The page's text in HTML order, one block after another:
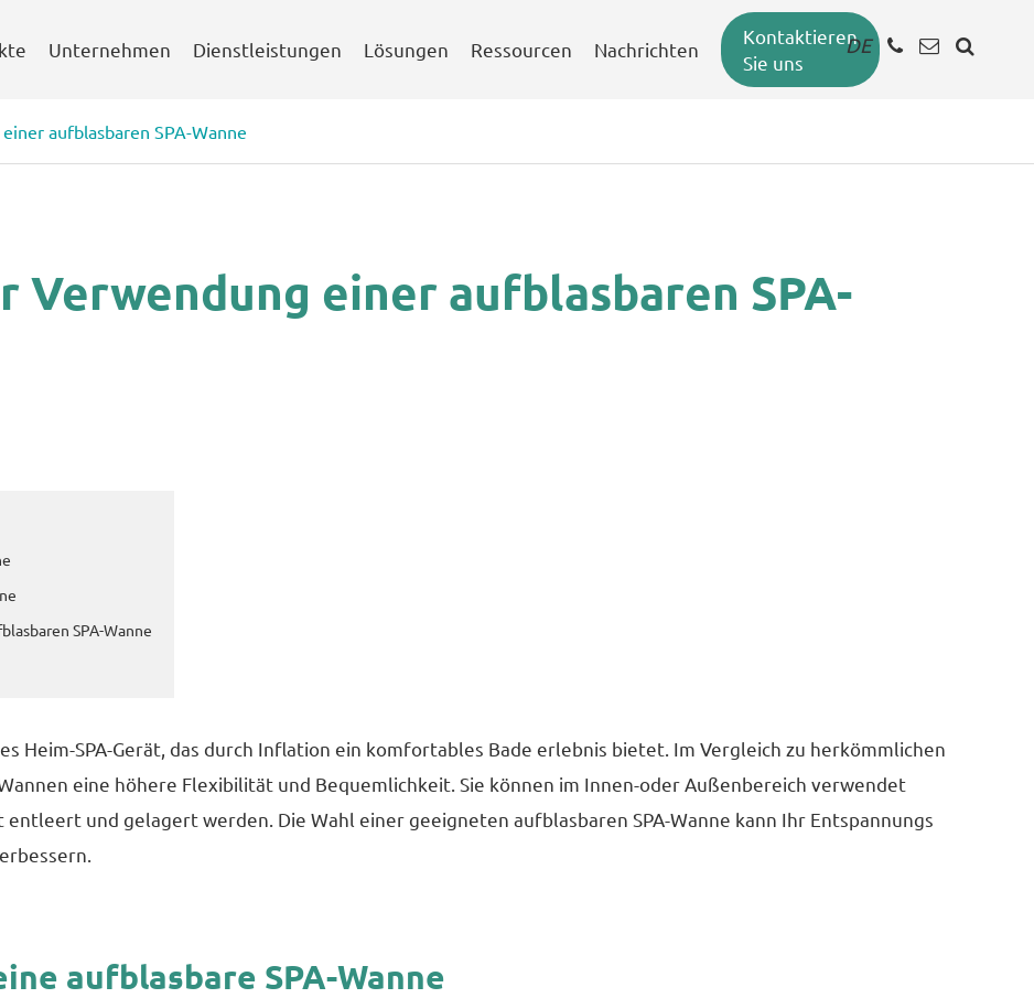
Unternehmen Dienstleistungen Lösungen Ressourcen Nachrichten
Kontaktieren
Sie uns
DE
aufblasbaren SPA-Wanne
Verwendung einer aufblasbaren SPA-
SPA-Wanne
Heim-SPA-Gerät, das durch Inflation ein komfortables Bade erlebnis bietet. Im Vergleich zu herkömmlichen
eine höhere Flexibilität und Bequemlichkeit. Sie können im Innen-oder Außenbereich verwendet
und gelagert werden. Die Wahl einer geeigneten aufblasbaren SPA-Wanne kann Ihr Entspannungs
aufblasbare SPA-Wanne